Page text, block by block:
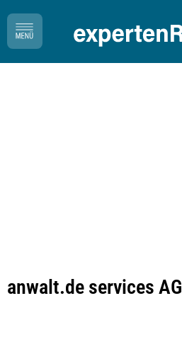
anwalt.de services AG